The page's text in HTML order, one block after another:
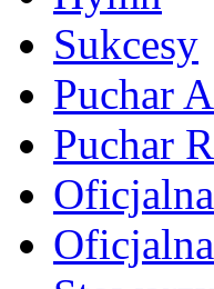
Sukcesy
Puchar
Puchar